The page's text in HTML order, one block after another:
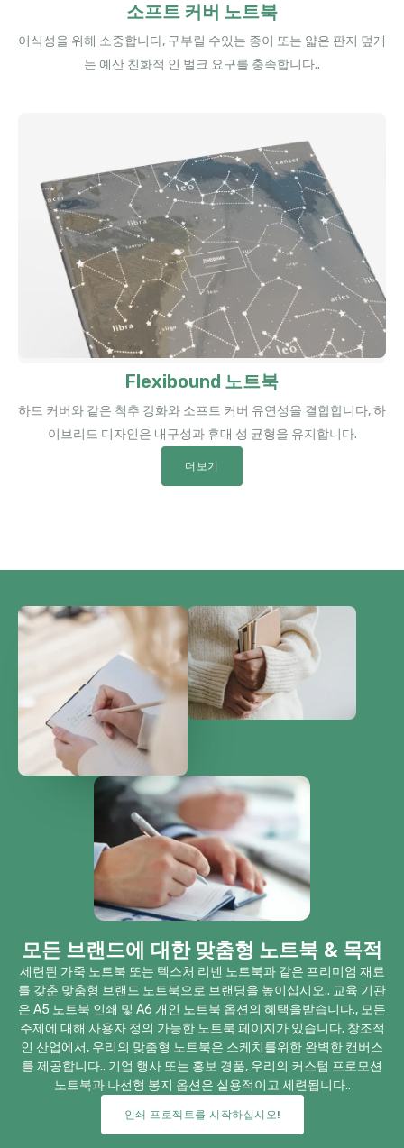
소프트 커버 노트북
이식성을 위해 소중합니다, 구부릴 수있는 종이 또는 얇은 판지 덮개
는 예산 친화적 인 벌크 요구를 충족합니다..
Flexibound 노트북
하드 커버와 같은 척추 강화와 소프트 커버 유연성을 결합합니다, 하
이브리드 디자인은 내구성과 휴대 성 균형을 유지합니다.
더보기
모든 브랜드에 대한 맞춤형 노트북 & 목적
세련된 가죽 노트북 또는 텍스처 리넨 노트북과 같은 프리미엄 재료
를 갖춘 맞춤형 브랜드 노트북으로 브랜딩을 높이십시오.. 교육 기관
은 A5 노트북 인쇄 및 A6 개인 노트북 옵션의 혜택을받습니다., 모든
주제에 대해 사용자 정의 가능한 노트북 페이지가 있습니다. 창조적
인 산업에서, 우리의 맞춤형 노트북은 스케치를위한 완벽한 캔버스
를 제공합니다.. 기업 행사 또는 홍보 경품, 우리의 커스텀 프로모션
노트북과 나선형 봉지 옵션은 실용적이고 세련됩니다..
인쇄 프로젝트를 시작하십시오!